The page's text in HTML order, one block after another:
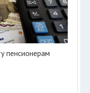
пенсионерам